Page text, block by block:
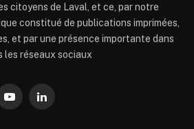
citoyens de Laval, et ce, par notre
constitué de publications imprimées,
et par une présence importante dans
les réseaux sociaux
YouTubeLinkedIn